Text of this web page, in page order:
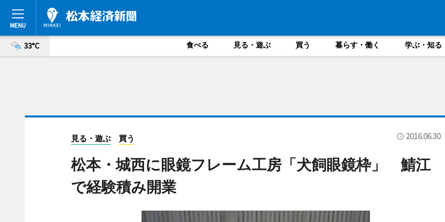
33°C 食べる 見る・遊ぶ 買う 暮らす・働く 学ぶ・知る
見る・遊ぶ 買う 2016.06.30
松本・城西に眼鏡フレーム工房「犬飼眼鏡枠」 鯖江
で経験積み開業